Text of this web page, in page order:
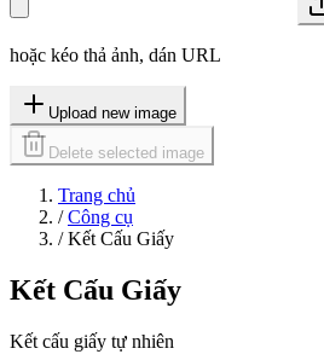
hoặc kéo thả ảnh, dán URL
Upload new image
Delete selected image
Trang chủ
/ Công cụ
/ Kết Cấu Giấy
Kết Cấu Giấy
Kết cấu giấy tự nhiên